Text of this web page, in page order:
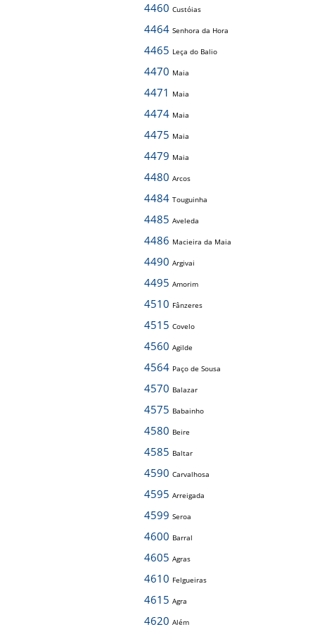
4460 Custóias
4464 Senhora da Hora
4465 Leça do Balio
4470 Maia
4471 Maia
4474 Maia
4475 Maia
4479 Maia
4480 Arcos
4484 Touguinha
4485 Aveleda
4486 Macieira da Maia
4490 Argivai
4495 Amorim
4510 Fânzeres
4515 Covelo
4560 Agilde
4564 Paço de Sousa
4570 Balazar
4575 Babainho
4580 Beire
4585 Baltar
4590 Carvalhosa
4595 Arreigada
4599 Seroa
4600 Barral
4605 Agras
4610 Felgueiras
4615 Agra
4620 Além